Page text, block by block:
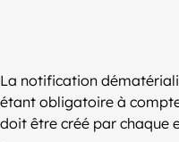
La notification
étant obligatoire à
doit être créé par chaque